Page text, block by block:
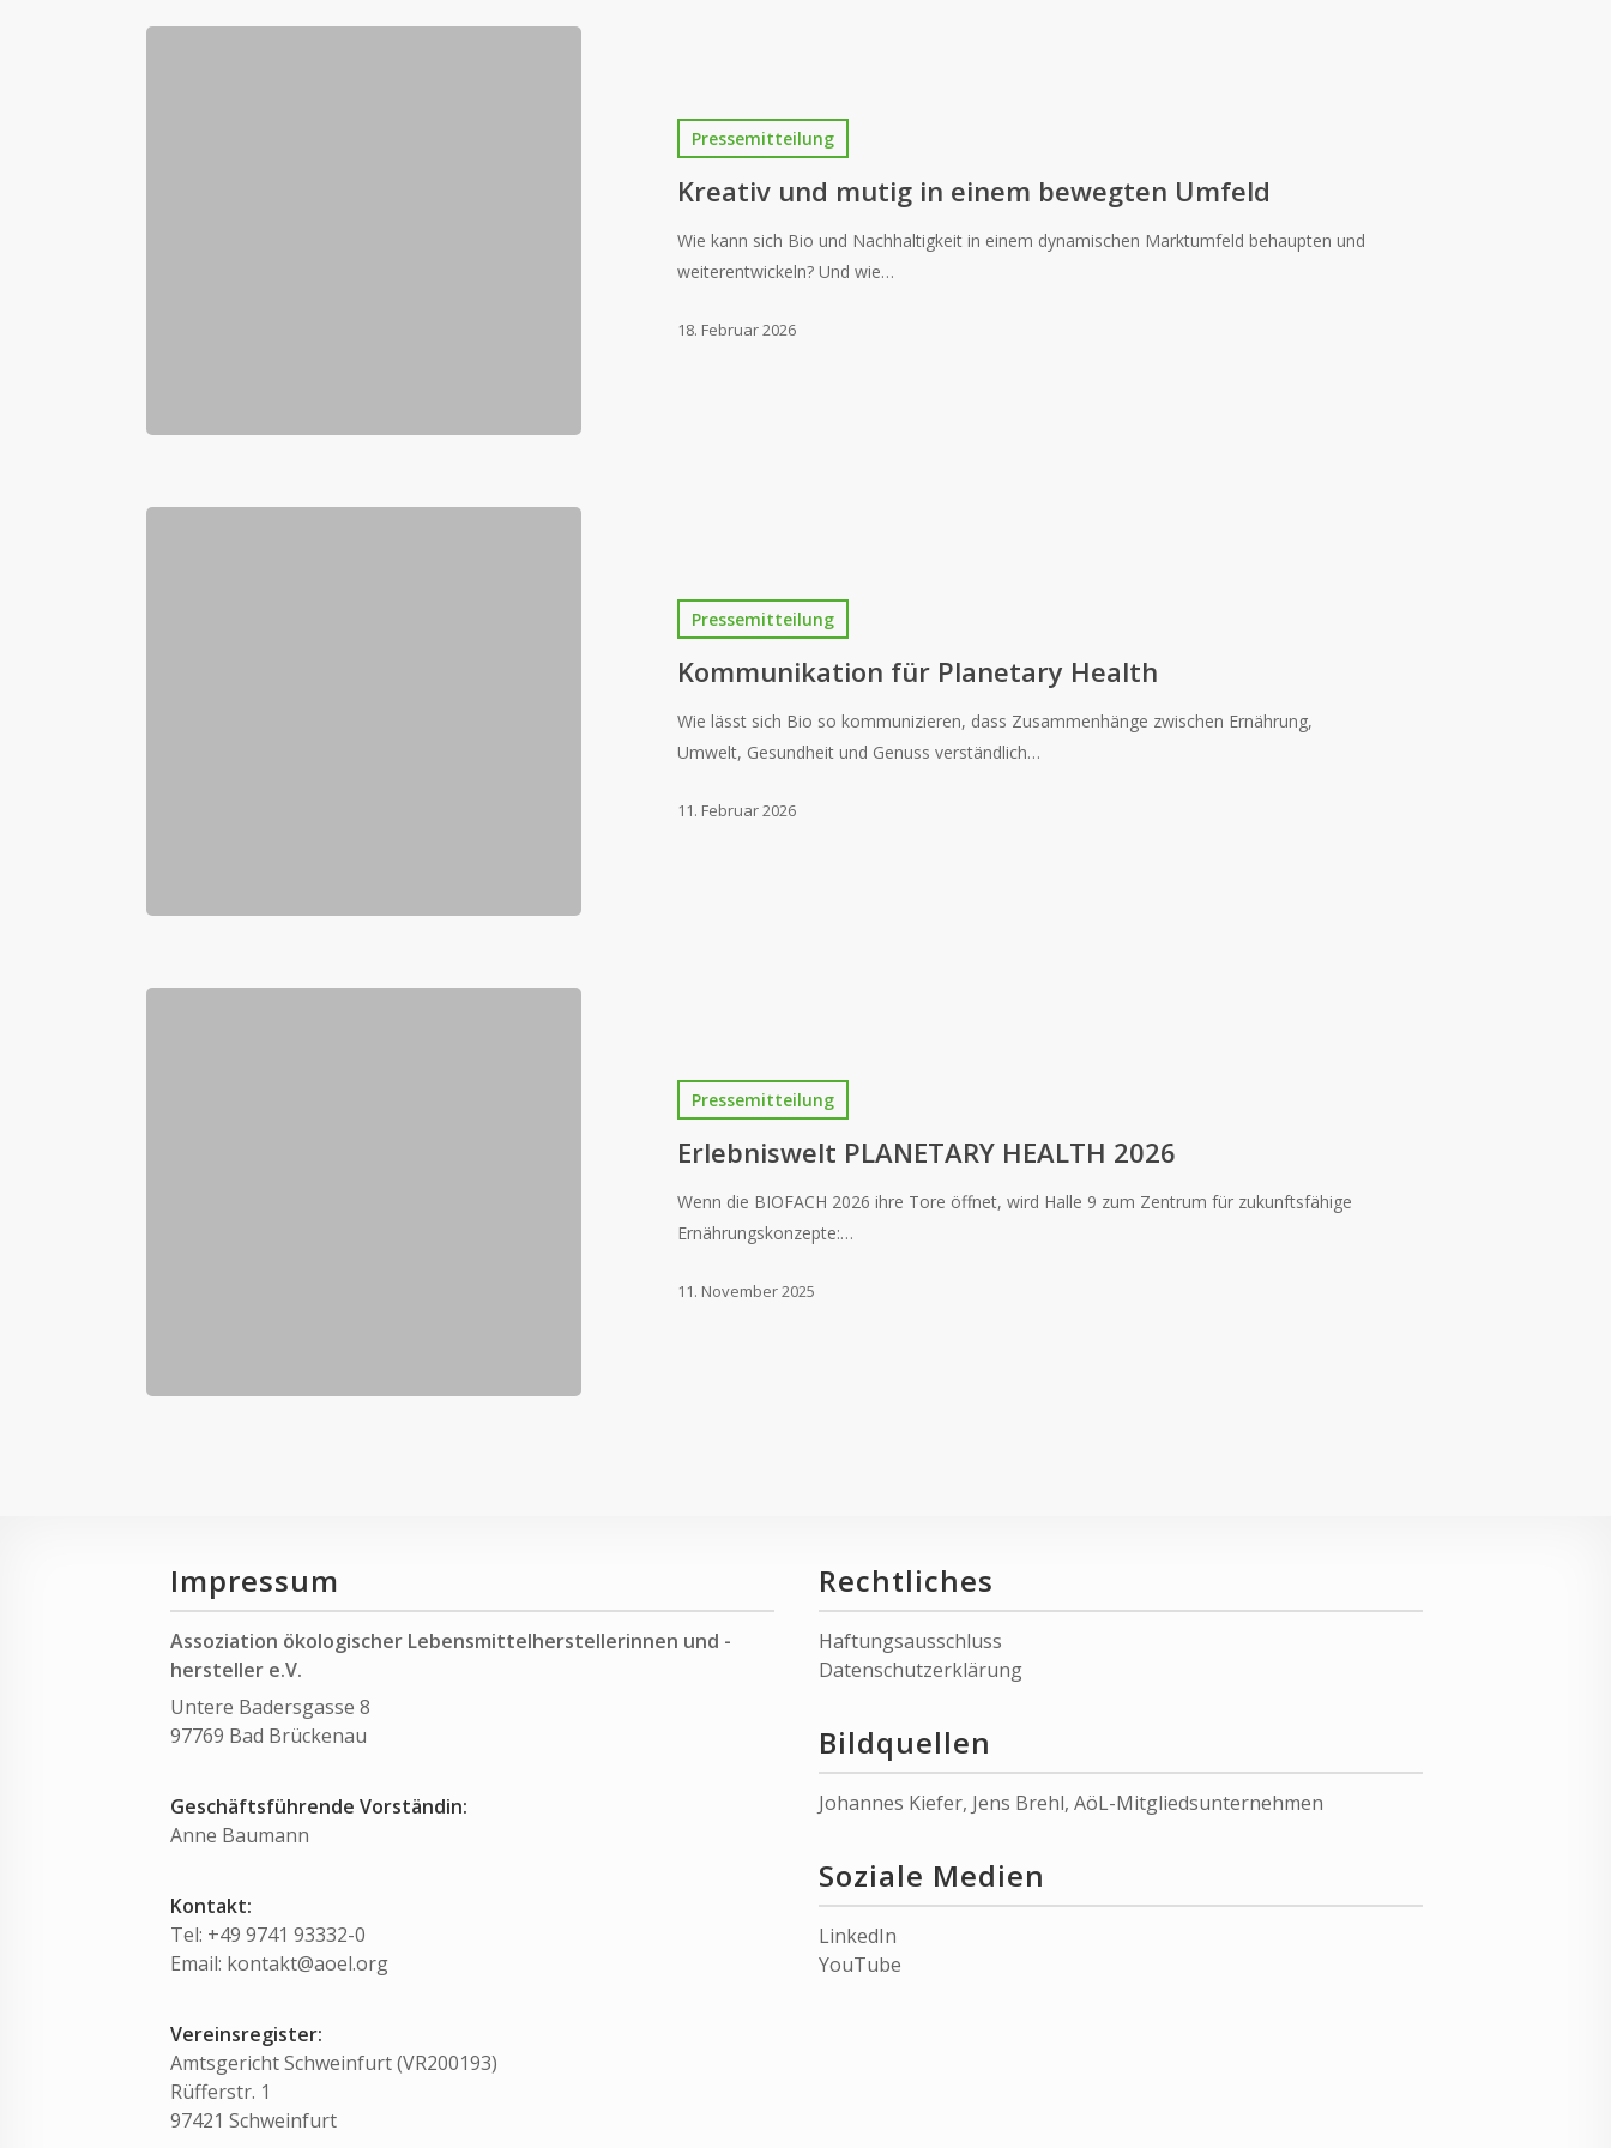
Pressemitteilung
Kreativ und mutig in einem bewegten Umfeld
Wie kann sich Bio und Nachhaltigkeit in einem dynamischen Marktumfeld behaupten und
weiterentwickeln? Und wie…
18. Februar 2026
Pressemitteilung
Kommunikation für Planetary Health
Wie lässt sich Bio so kommunizieren, dass Zusammenhänge zwischen Ernährung,
Umwelt, Gesundheit und Genuss verständlich…
11. Februar 2026
Pressemitteilung
Erlebniswelt PLANETARY HEALTH 2026
Wenn die BIOFACH 2026 ihre Tore öffnet, wird Halle 9 zum Zentrum für zukunftsfähige
Ernährungskonzepte:…
11. November 2025
Impressum
Assoziation ökologischer Lebensmittelherstellerinnen und -
hersteller e.V.
Untere Badersgasse 8
97769 Bad Brückenau
Geschäftsführende Vorständin:
Anne Baumann
Kontakt:
Tel: +49 9741 93332-0
Email: kontakt@aoel.org
Vereinsregister:
Amtsgericht Schweinfurt (VR200193)
Rüfferstr. 1
97421 Schweinfurt
Rechtliches
Haftungsausschluss
Datenschutzerklärung
Bildquellen
Johannes Kiefer, Jens Brehl, AöL-Mitgliedsunternehmen
Soziale Medien
LinkedIn
YouTube